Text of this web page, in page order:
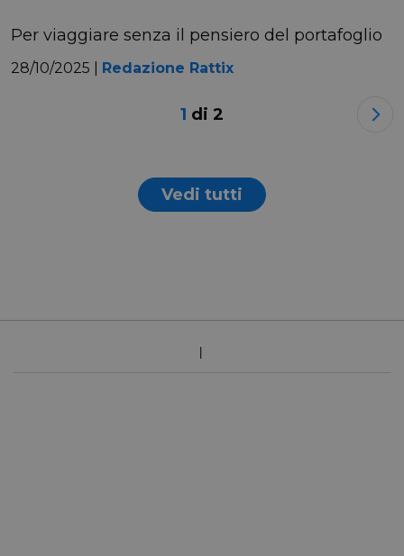
Per viaggiare senza il pensiero del portafoglio
28/10/2025 | Redazione Rattix
1 di 2
Vedi tutti